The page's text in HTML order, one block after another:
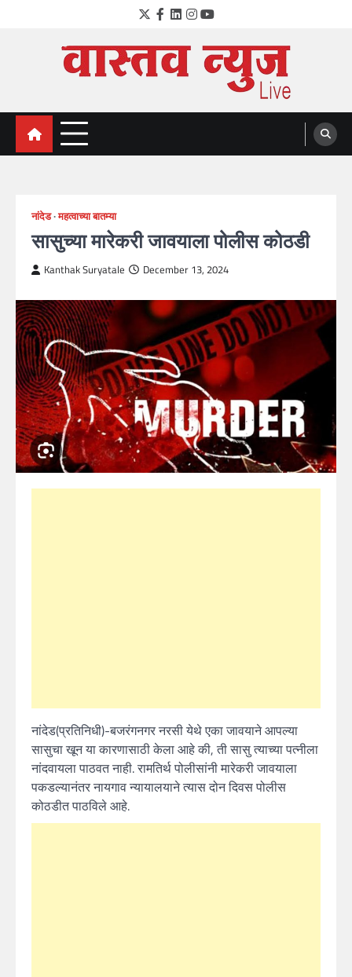
Twitter
Facebook
LinkedIn
Instagram
YouTube
VastavNEWSLive.com
a leading NEWS portal of Maharahstra
नांदेड महत्वाच्या बातम्या
सासुच्या मारेकरी जावयाला पोलीस कोठडी
Kanthak Suryatale December 13, 2024
नांदेड(प्रतिनिधी)-बजरंगनगर नरसी येथे एका जावयाने आपल्या
सासुचा खून या कारणासाठी केला आहे की, ती सासु त्याच्या पत्नीला
नांदवायला पाठवत नाही. रामतिर्थ पोलीसांनी मारेकरी जावयाला
पकडल्यानंतर नायगाव न्यायालयाने त्यास दोन दिवस पोलीस
कोठडीत पाठविले आहे.